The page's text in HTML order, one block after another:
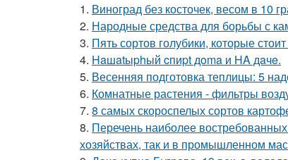
1. Виноград без косточек, весом в 10
2. Народные средства для борьбы с
3. Пять сортов голубики, которые
4. Haшatыphый cпиpt дoma и HA дaчe.
5. Весенняя подготовка теплицы: 5
6. Комнатные растения - фильтры
7. 8 самых скороспелых сортов
8. Перечень наиболее
хозяйствах, так и в промышленном